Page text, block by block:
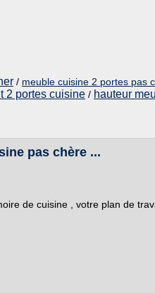
/ meuble cuisine 2 portes pas
2 portes cuisine / hauteur
pas chère ...
de cuisine , votre plan de